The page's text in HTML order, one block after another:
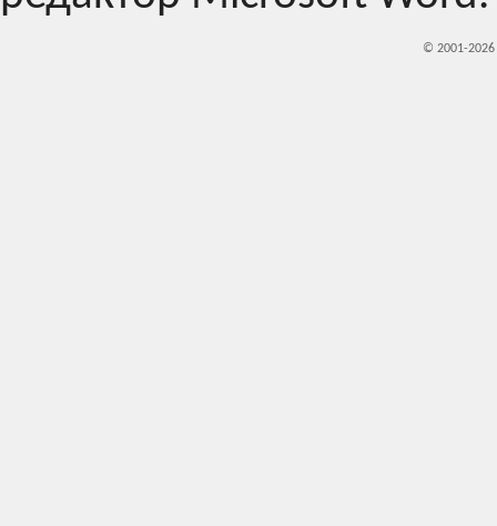
© 2001-2026